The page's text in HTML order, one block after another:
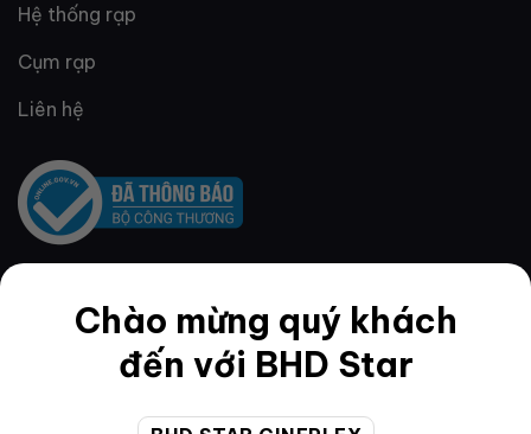
Chào mừng quý khách
đến với BHD Star
Hệ thống rạp
Cụm rạp
Liên hệ
QUY ĐỊNH & ĐIỀU KHOẢN
Quy định thành viên